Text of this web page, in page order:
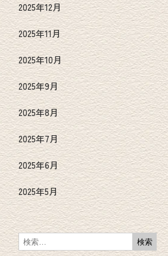
2025年12月
2025年11月
2025年10月
2025年9月
2025年8月
2025年7月
2025年6月
2025年5月